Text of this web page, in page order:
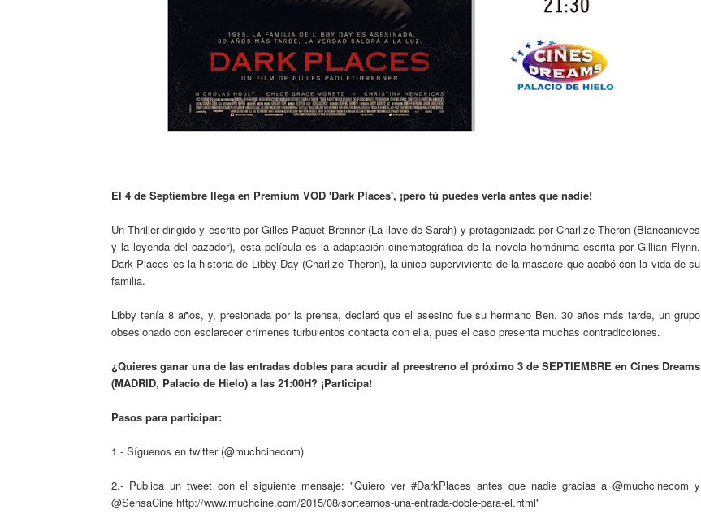
El 4 de Septiembre llega en Premium VOD 'Dark Places', ¡pero tú puedes verla antes que nadie!
Un Thriller dirigido y escrito por Gilles Paquet-Brenner (La llave de Sarah) y protagonizada por Charlize Theron (Blancanieves
y la leyenda del cazador), esta película es la adaptación cinematográfica de la novela homónima escrita por Gillian Flynn.
Dark Places es la historia de Libby Day (Charlize Theron), la única superviviente de la masacre que acabó con la vida de su
familia.
Libby tenía 8 años, y, presionada por la prensa, declaró que el asesino fue su hermano Ben. 30 años más tarde, un grupo
obsesionado con esclarecer crímenes turbulentos contacta con ella, pues el caso presenta muchas contradicciones.
¿Quieres ganar una de las entradas dobles para acudir al preestreno el próximo 3 de SEPTIEMBRE en Cines Dreams
(MADRID, Palacio de Hielo) a las 21:00H? ¡Participa!
Pasos para participar:
1.- Síguenos en twitter (@muchcinecom)
2.- Publica un tweet con el siguiente mensaje: "Quiero ver #DarkPlaces antes que nadie gracias a @muchcinecom y
@SensaCine http://www.muchcine.com/2015/08/sorteamos-una-entrada-doble-para-el.html"